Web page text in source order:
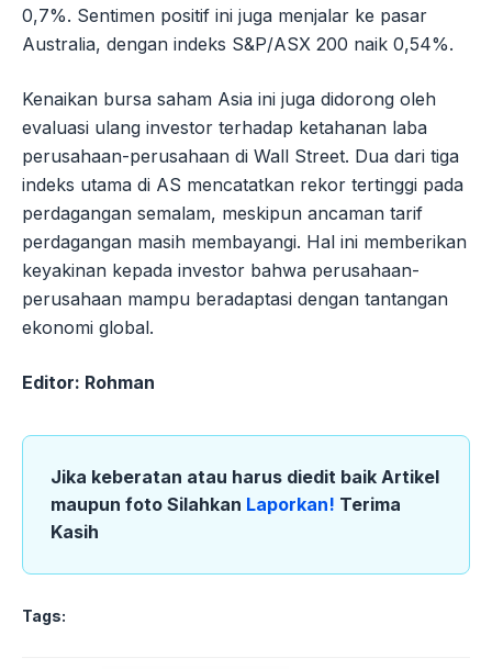
0,7%. Sentimen positif ini juga menjalar ke pasar
Australia, dengan indeks S&P/ASX 200 naik 0,54%.
Kenaikan bursa saham Asia ini juga didorong oleh
evaluasi ulang investor terhadap ketahanan laba
perusahaan-perusahaan di Wall Street. Dua dari tiga
indeks utama di AS mencatatkan rekor tertinggi pada
perdagangan semalam, meskipun ancaman tarif
perdagangan masih membayangi. Hal ini memberikan
keyakinan kepada investor bahwa perusahaan-
perusahaan mampu beradaptasi dengan tantangan
ekonomi global.
Editor: Rohman
Jika keberatan atau harus diedit baik Artikel
maupun foto Silahkan Laporkan! Terima
Kasih
Tags: